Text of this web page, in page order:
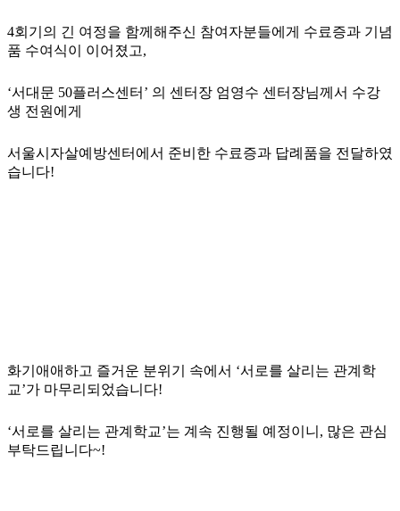
4회기의 긴 여정을 함께해주신 참여자분들에게 수료증과 기념
품 수여식이 이어졌고,
‘서대문 50플러스센터’ 의 센터장 엄영수 센터장님께서 수강
생 전원에게
서울시자살예방센터에서 준비한 수료증과 답례품을 전달하였
습니다!
화기애애하고 즐거운 분위기 속에서 ‘서로를 살리는 관계학
교’가 마무리되었습니다!
‘서로를 살리는 관계학교’는 계속 진행될 예정이니, 많은 관심
부탁드립니다~!